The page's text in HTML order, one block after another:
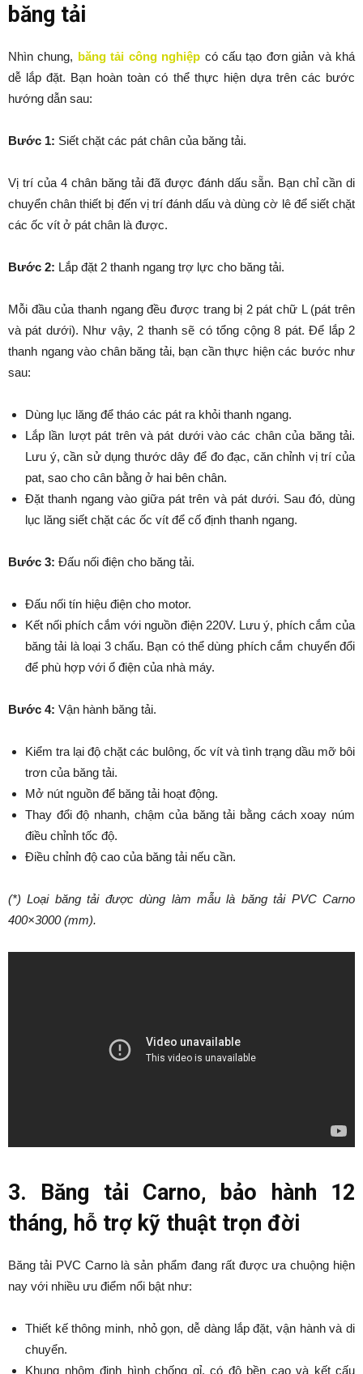
băng tải
Nhìn chung, băng tải công nghiệp có cấu tạo đơn giản và khá
dễ lắp đặt. Bạn hoàn toàn có thể thực hiện dựa trên các bước
hướng dẫn sau:
Bước 1: Siết chặt các pát chân của băng tải.
Vị trí của 4 chân băng tải đã được đánh dấu sẵn. Bạn chỉ cần di
chuyển chân thiết bị đến vị trí đánh dấu và dùng cờ lê để siết chặt
các ốc vít ở pát chân là được.
Bước 2: Lắp đặt 2 thanh ngang trợ lực cho băng tải.
Mỗi đầu của thanh ngang đều được trang bị 2 pát chữ L (pát trên
và pát dưới). Như vậy, 2 thanh sẽ có tổng cộng 8 pát. Để lắp 2
thanh ngang vào chân băng tải, bạn cần thực hiện các bước như
sau:
Dùng lục lăng để tháo các pát ra khỏi thanh ngang.
Lắp lần lượt pát trên và pát dưới vào các chân của băng tải.
Lưu ý, cần sử dụng thước dây để đo đạc, căn chỉnh vị trí của
pat, sao cho cân bằng ở hai bên chân.
Đặt thanh ngang vào giữa pát trên và pát dưới. Sau đó, dùng
lục lăng siết chặt các ốc vít để cố định thanh ngang.
Bước 3: Đấu nối điện cho băng tải.
Đấu nối tín hiệu điện cho motor.
Kết nối phích cắm với nguồn điện 220V. Lưu ý, phích cắm của
băng tải là loại 3 chấu. Bạn có thể dùng phích cắm chuyển đổi
để phù hợp với ổ điện của nhà máy.
Bước 4: Vận hành băng tải.
Kiểm tra lại độ chặt các bulông, ốc vít và tình trạng dầu mỡ bôi
trơn của băng tải.
Mở nút nguồn để băng tải hoạt động.
Thay đổi độ nhanh, chậm của băng tải bằng cách xoay núm
điều chỉnh tốc độ.
Điều chỉnh độ cao của băng tải nếu cần.
(*) Loại băng tải được dùng làm mẫu là băng tải PVC Carno
400×3000 (mm).
3. Băng tải Carno, bảo hành 12
tháng, hỗ trợ kỹ thuật trọn đời
Băng tải PVC Carno là sản phẩm đang rất được ưa chuộng hiện
nay với nhiều ưu điểm nổi bật như:
Thiết kế thông minh, nhỏ gọn, dễ dàng lắp đặt, vận hành và di
chuyển.
Khung nhôm định hình chống gỉ, có độ bền cao và kết cấu